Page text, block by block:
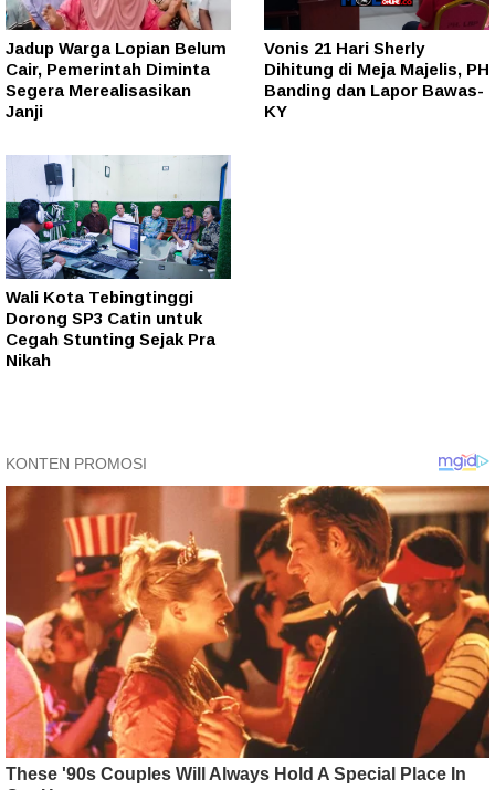
Jadup Warga Lopian Belum
Cair, Pemerintah Diminta
Segera Merealisasikan
Janji
Vonis 21 Hari Sherly
Dihitung di Meja Majelis, PH
Banding dan Lapor Bawas-
KY
Wali Kota Tebingtinggi
Dorong SP3 Catin untuk
Cegah Stunting Sejak Pra
Nikah